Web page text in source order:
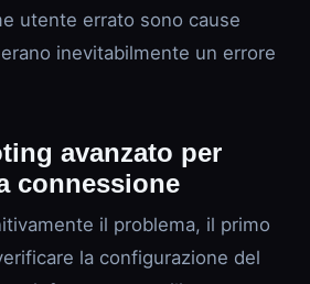
utente errato sono cause
inevitabilmente un errore
avanzato per
connessione
il problema, il primo
la configurazione del